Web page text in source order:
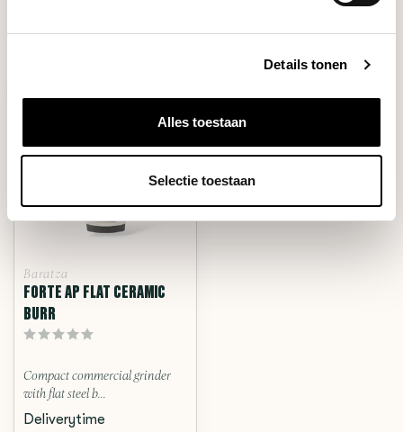
Details tonen
Alles toestaan
Selectie toestaan
Baratza
FORTE AP FLAT CERAMIC
BURR
Compact commercial grinder
with flat steel b...
Deliverytime